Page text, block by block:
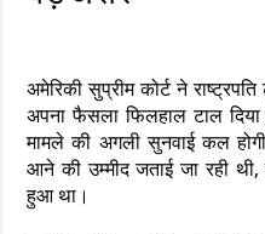
अमेरिकी सुप्रीम कोर्ट ने
अपना फैसला फिलहाल टाल दिया
मामले की अगली सुनवाई कल
आने की उम्मीद जताई जा रही
हुआ था।